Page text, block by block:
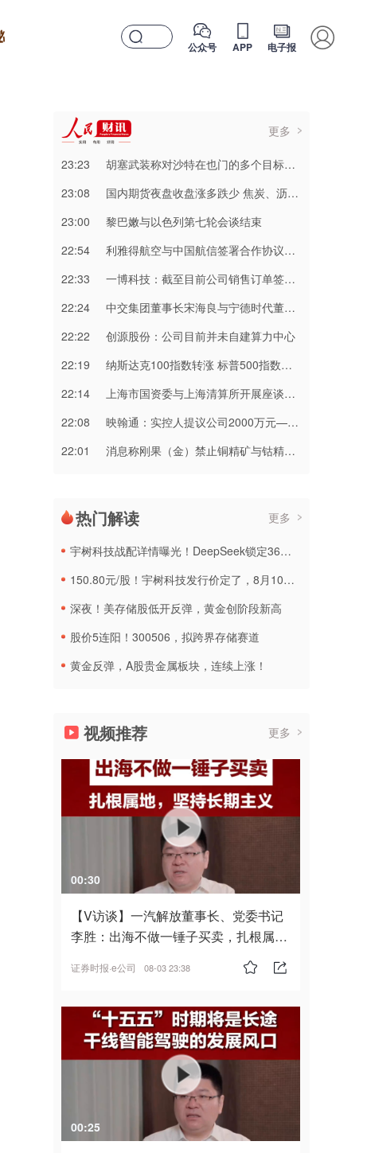
公众号 APP 电子报
更多
23:23
胡塞武装称对沙特在也门的多个目标实施打击
23:08
国内期货夜盘收盘涨多跌少 焦炭、沥青涨超2%
23:00
黎巴嫩与以色列第七轮会谈结束
22:54
利雅得航空与中国航信签署合作协议加强互联互通
22:33
一博科技：截至目前公司销售订单签单金额同比增长超过70%
22:24
中交集团董事长宋海良与宁德时代董事长曾毓群举行会谈
22:22
创源股份：公司目前并未自建算力中心
22:19
纳斯达克100指数转涨 标普500指数涨0.2%
22:14
上海市国资委与上海清算所开展座谈交流
22:08
映翰通：实控人提议公司2000万元—3000万元回购股份
22:01
消息称刚果（金）禁止铜精矿与钴精矿出口 上市公司回应
热门解读 更多
宇树科技战配详情曝光！DeepSeek锁定36个月，社保基金多个组合参与
150.80元/股！宇树科技发行价定了，8月10日申购
深夜！美存储股低开反弹，黄金创阶段新高
股价5连阳！300506，拟跨界存储赛道
黄金反弹，A股贵金属板块，连续上涨！
视频推荐 更多
00:30
【V访谈】一汽解放董事长、党委书记
李胜：出海不做一锤子买卖，扎根属
证券时报·e公司 08-03 23:38
00:25